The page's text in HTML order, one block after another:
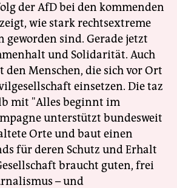
der AfD bei den kommenden
wie stark rechtsextreme
geworden sind. Gerade jetzt
und Solidarität. Auch
Menschen, die sich vor Ort
einsetzen. Die taz
mit "Alles beginnt im
unterstützt bundesweit
Orte und baut einen
für deren Schutz und Erhalt
braucht guten, frei
– und